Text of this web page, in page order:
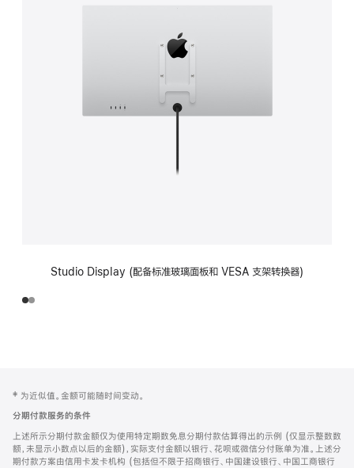
Studio Display (配备标准玻璃面板和 VESA 支架转换器)
页
页
脚
注
‡ 为近似值。金额可能随时间变动。
分期付款服务的条件
上述所示分期付款金额仅为使用特定期数免息分期付款估算得出的示例 (仅显示整数数
额，未显示小数点以后的金额)，实际支付金额以银行、花呗或微信分付账单为准。上述分
期付款方案由信用卡发卡机构 (包括但不限于招商银行、中国建设银行、中国工商银行